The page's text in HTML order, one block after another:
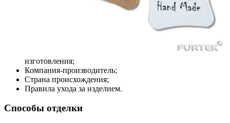
изготовления;
Компания-производитель;
Страна происхождения;
Правила ухода за изделием.
Способы отделки